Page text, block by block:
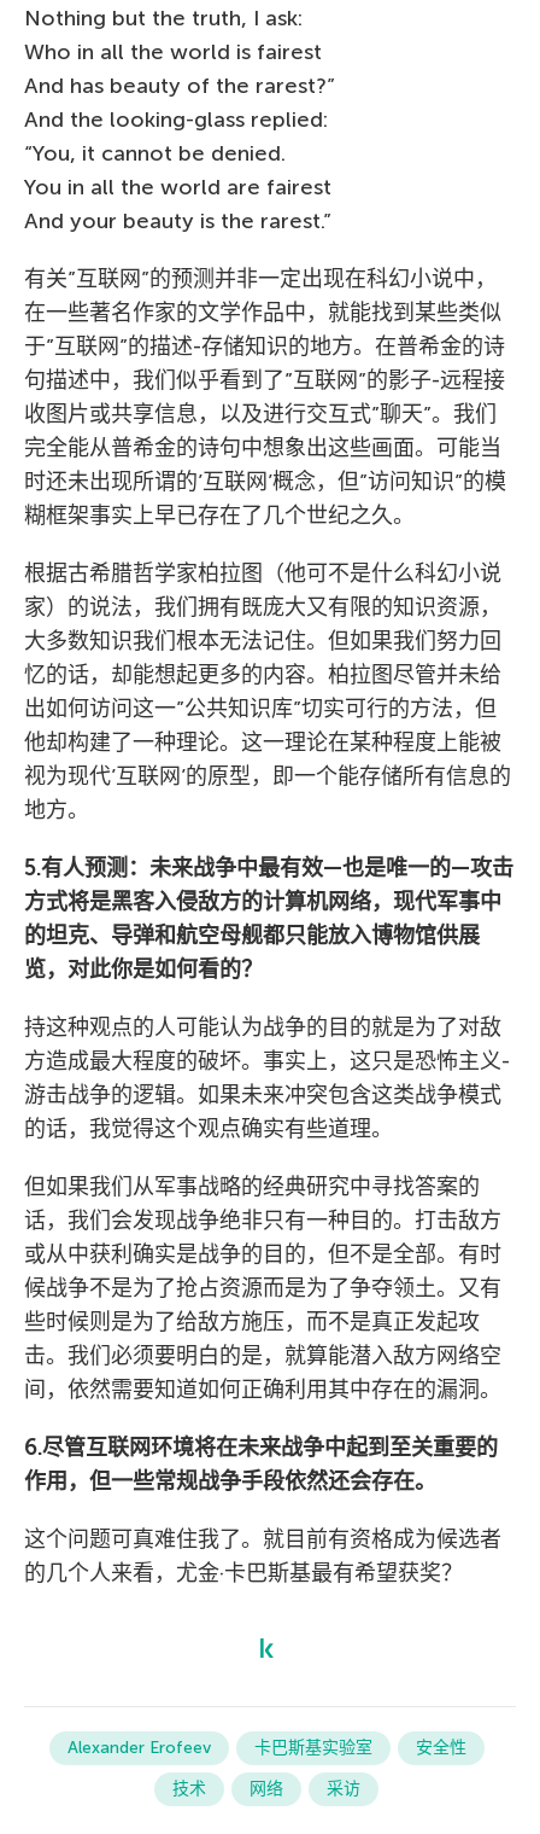
Nothing but the truth, I ask:
Who in all the world is fairest
And has beauty of the rarest?”
And the looking-glass replied:
“You, it cannot be denied.
You in all the world are fairest
And your beauty is the rarest.”
有关”互联网”的预测并非一定出现在科幻小说中，
在一些著名作家的文学作品中，就能找到某些类似
于”互联网”的描述-存储知识的地方。在普希金的诗
句描述中，我们似乎看到了”互联网”的影子-远程接
收图片或共享信息，以及进行交互式”聊天”。我们
完全能从普希金的诗句中想象出这些画面。可能当
时还未出现所谓的’互联网’概念，但”访问知识”的模
糊框架事实上早已存在了几个世纪之久。
根据古希腊哲学家柏拉图（他可不是什么科幻小说
家）的说法，我们拥有既庞大又有限的知识资源，
大多数知识我们根本无法记住。但如果我们努力回
忆的话，却能想起更多的内容。柏拉图尽管并未给
出如何访问这一”公共知识库”切实可行的方法，但
他却构建了一种理论。这一理论在某种程度上能被
视为现代’互联网’的原型，即一个能存储所有信息的
地方。
5.有人预测：未来战争中最有效—也是唯一的—攻击
方式将是黑客入侵敌方的计算机网络，现代军事中
的坦克、导弹和航空母舰都只能放入博物馆供展
览，对此你是如何看的？
持这种观点的人可能认为战争的目的就是为了对敌
方造成最大程度的破坏。事实上，这只是恐怖主义-
游击战争的逻辑。如果未来冲突包含这类战争模式
的话，我觉得这个观点确实有些道理。
但如果我们从军事战略的经典研究中寻找答案的
话，我们会发现战争绝非只有一种目的。打击敌方
或从中获利确实是战争的目的，但不是全部。有时
候战争不是为了抢占资源而是为了争夺领土。又有
些时候则是为了给敌方施压，而不是真正发起攻
击。我们必须要明白的是，就算能潜入敌方网络空
间，依然需要知道如何正确利用其中存在的漏洞。
6.尽管互联网环境将在未来战争中起到至关重要的
作用，但一些常规战争手段依然还会存在。
这个问题可真难住我了。就目前有资格成为候选者
的几个人来看，尤金·卡巴斯基最有希望获奖？
Alexander Erofeev 卡巴斯基实验室
安全性
技术
网络 采访